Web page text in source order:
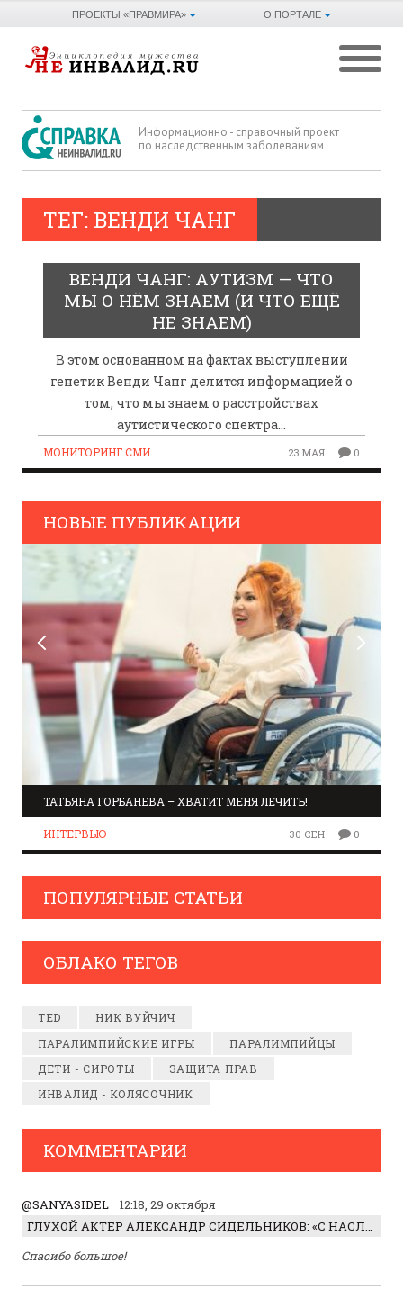
О ПОРТАЛЕ
ПРОЕКТЫ «ПРАВМИРА»
Информационно - справочный проект
по наследственным заболеваниям
ТЕГ: ВЕНДИ ЧАНГ
ВЕНДИ ЧАНГ: АУТИЗМ — ЧТО
МЫ О НЁМ ЗНАЕМ (И ЧТО ЕЩЁ
НЕ ЗНАЕМ)
В этом основанном на фактах выступлении
генетик Венди Чанг делится информацией о
том, что мы знаем о расстройствах
аутистического спектра...
МОНИТОРИНГ СМИ 23 МАЯ 0
НОВЫЕ ПУБЛИКАЦИИ
ТАТЬЯНА ГОРБАНЕВА – ХВАТИТ МЕНЯ ЛЕЧИТЬ!
ИНТЕРВЬЮ 30 СЕН 0
ПОПУЛЯРНЫЕ СТАТЬИ
ОБЛАКО ТЕГОВ
TED
НИК ВУЙЧИЧ
ПАРАЛИМПИЙСКИЕ ИГРЫ
ПАРАЛИМПИЙЦЫ
ДЕТИ - СИРОТЫ
ЗАЩИТА ПРАВ
ИНВАЛИД - КОЛЯСОЧНИК
КОММЕНТАРИИ
@SANYASIDEL
12:18, 29 октября
ГЛУХОЙ АКТЕР АЛЕКСАНДР СИДЕЛЬНИКОВ: «С НАСЛАЖДЕНИЕМ ИГРАЛ ОТРИЦАТЕЛЬНОГО ГЕРОЯ!»
Спасибо большое!